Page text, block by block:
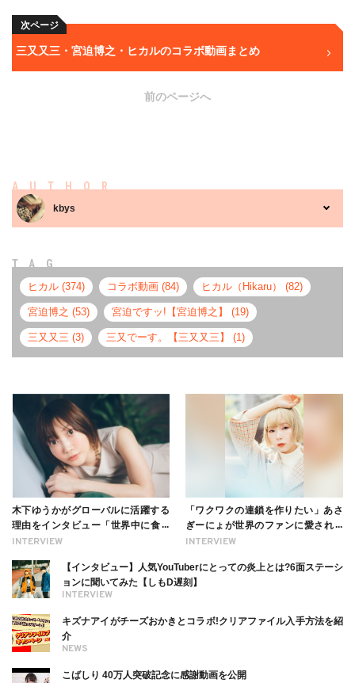
次ページ
三又又三・宮迫博之・ヒカルのコラボ動画まとめ
前のページへ
AUTHOR
kbys
TAG
ヒカル (374) コラボ動画 (84) ヒカル（Hikaru） (82)
宮迫博之 (53) 宮迫ですッ!【宮迫博之】 (19)
三又又三 (3) 三又でーす。【三又又三】 (1)
INTERVIEW
木下ゆうかがグローバルに活躍する
理由をインタビュー「世界中に食べ
る幸せを伝えたい」新事務所加入に
INTERVIEW
「ワクワクの連鎖を作りたい」あさ
ぎーにょが世界のファンに愛される
理由【インタビュー】
INTERVIEW
【インタビュー】人気YouTuberにとっての炎上とは?6面ステーシ
ョンに聞いてみた【しもD遅刻】
NEWS
キズナアイがチーズおかきとコラボ!クリアファイル入手方法を紹
介
こばしり 40万人突破記念に感謝動画を公開